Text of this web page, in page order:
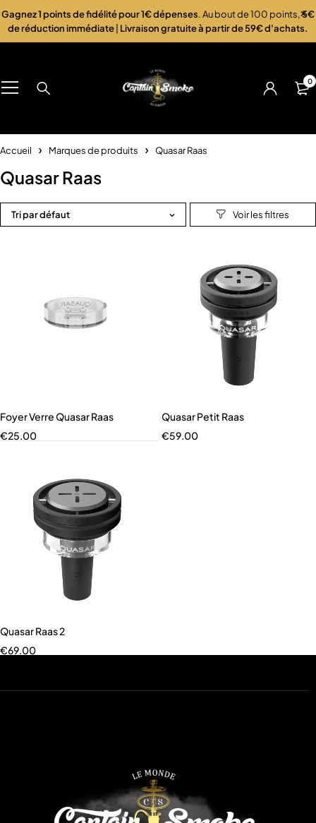
Gagnez 1 points de fidélité pour 1€ dépenses. Au bout de 100 points,5€
de réduction immédiate Livraison gratuite à partir de 59€ d'achats.
0
Accueil Marques de produits Quasar Raas
Quasar Raas
Tri par défaut
Foyer Verre Quasar Raas
€25.00
Quasar Petit Raas
€59.00
Quasar Raas 2
€69.00